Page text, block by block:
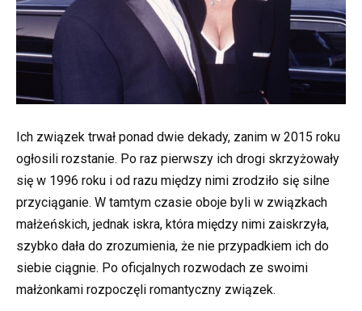
Ich związek trwał ponad dwie dekady, zanim w 2015 roku
ogłosili rozstanie. Po raz pierwszy ich drogi skrzyżowały
się w 1996 roku i od razu między nimi zrodziło się silne
przyciąganie. W tamtym czasie oboje byli w związkach
małżeńskich, jednak iskra, która między nimi zaiskrzyła,
szybko dała do zrozumienia, że nie przypadkiem ich do
siebie ciągnie. Po oficjalnych rozwodach ze swoimi
małżonkami rozpoczęli romantyczny związek.